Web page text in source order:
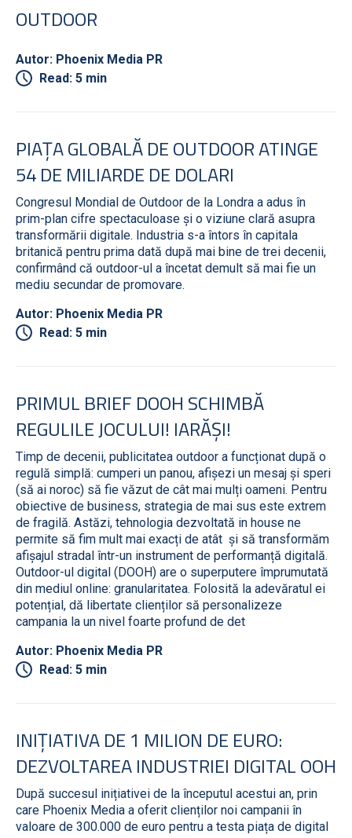
OUTDOOR
Autor: Phoenix Media PR
Read: 5 min
PIAȚA GLOBALĂ DE OUTDOOR ATINGE
54 DE MILIARDE DE DOLARI
Congresul Mondial de Outdoor de la Londra a adus în
prim-plan cifre spectaculoase și o viziune clară asupra
transformării digitale. Industria s-a întors în capitala
britanică pentru prima dată după mai bine de trei decenii,
confirmând că outdoor-ul a încetat demult să mai fie un
mediu secundar de promovare.
Autor: Phoenix Media PR
Read: 5 min
PRIMUL BRIEF DOOH SCHIMBĂ
REGULILE JOCULUI! IARĂȘI!
Timp de decenii, publicitatea outdoor a funcționat după o
regulă simplă: cumperi un panou, afișezi un mesaj și speri
(să ai noroc) să fie văzut de cât mai mulți oameni. Pentru
obiective de business, strategia de mai sus este extrem
de fragilă. Astăzi, tehnologia dezvoltată in house ne
permite să fim mult mai exacți de atât și să transformăm
afișajul stradal într-un instrument de performanță digitală.
Outdoor-ul digital (DOOH) are o superputere împrumutată
din mediul online: granularitatea. Folosită la adevăratul ei
potențial, dă libertate clienților să personalizeze
campania la un nivel foarte profund de det
Autor: Phoenix Media PR
Read: 5 min
INIȚIATIVA DE 1 MILION DE EURO:
DEZVOLTAREA INDUSTRIEI DIGITAL OOH
După succesul inițiativei de la începutul acestui an, prin
care Phoenix Media a oferit clienților noi campanii în
valoare de 300.000 de euro pentru a testa piața de digital